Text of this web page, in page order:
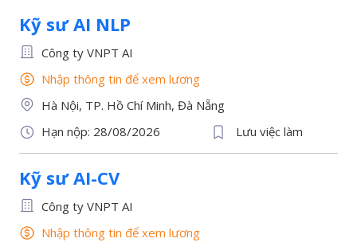
Kỹ sư AI NLP
Công ty VNPT AI
Nhập thông tin để xem lương
Hà Nội, TP. Hồ Chí Minh, Đà Nẵng
Hạn nộp: 28/08/2026
Lưu việc làm
Kỹ sư AI-CV
Công ty VNPT AI
Nhập thông tin để xem lương